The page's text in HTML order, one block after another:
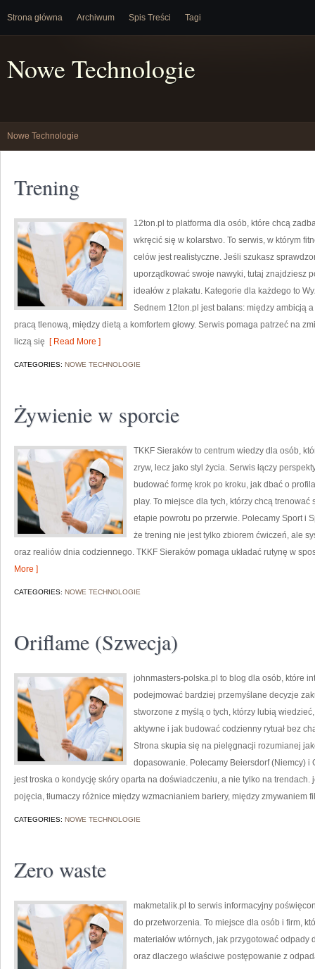
Strona główna Archiwum Spis Treści Tagi
Nowe Technologie
Nowe Technologie
Trening
12ton.pl to platforma dla osób, które chcą
wkręcić się w kolarstwo. To serwis, w którym
celów jest realistyczne. Jeśli szukasz
uporządkować swoje nawyki, tutaj znajdziesz
ideałów z plakatu. Kategorie dla każdego to
Sednem 12ton.pl jest balans: między ambicją
pracą tlenową, między dietą a komfortem głowy. Serwis pomaga patrzeć na
liczą się [ Read More ]
CATEGORIES: NOWE TECHNOLOGIE
Żywienie w sporcie
TKKF Sieraków to centrum wiedzy dla osób,
zryw, lecz jako styl życia. Serwis łączy
budować formę krok po kroku, jak dbać o
play. To miejsce dla tych, którzy chcą
etapie powrotu po przerwie. Polecamy Sport i
że trening nie jest tylko zbiorem ćwiczeń, ale
oraz realiów dnia codziennego. TKKF Sieraków pomaga układać rutynę w
More ]
CATEGORIES: NOWE TECHNOLOGIE
Oriflame (Szwecja)
johnmasters-polska.pl to blog dla osób, które
podejmować bardziej przemyślane decyzje
stworzone z myślą o tych, którzy lubią
aktywne i jak budować codzienny rytuał bez
Strona skupia się na pielęgnacji rozumianej
dopasowanie. Polecamy Beiersdorf (Niemcy)
jest troska o kondycję skóry oparta na doświadczeniu, a nie tylko na
pojęcia, tłumaczy różnice między wzmacnianiem bariery, między zmywaniem
CATEGORIES: NOWE TECHNOLOGIE
Zero waste
makmetalik.pl to serwis informacyjny
do przetworzenia. To miejsce dla osób i firm,
materiałów wtórnych, jak przygotować
oraz dlaczego właściwe postępowanie z